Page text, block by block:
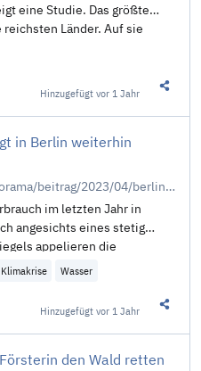
eine Studie. Das größte
Länder. Auf sie
Hinzugefügtvor 1 Jahr
in Berlin weiterhin
https://www.rbb24.de/panorama/beitrag/2023/04/berlin-wasserbetriebe-wassersparen-klimawandel.html
im letzten Jahr in
angesichts eines stetig
appelieren die
Auch die zunehmende
Klimakrise Wasser
Hinzugefügtvor 1 Jahr
den Wald retten